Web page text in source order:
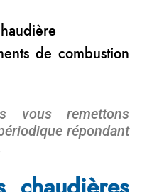
de combustion
vous remettons
répondant